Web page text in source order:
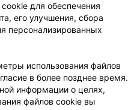
Партнеры
103.by
данных
для обеспечения
его улучшения, сбора
персонализированных
использования файлов
в более позднее время.
информации о целях,
файлов cookie вы